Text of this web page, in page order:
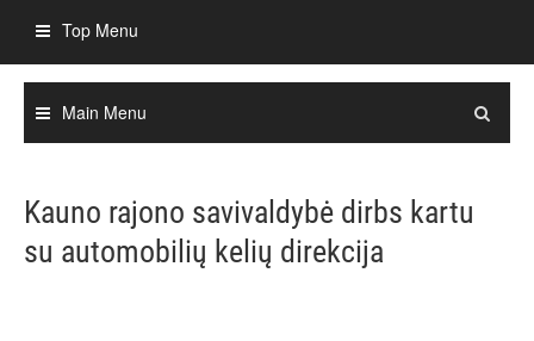
content
Top Menu
Main Menu
Kauno rajono savivaldybė dirbs kartu
su automobilių kelių direkcija